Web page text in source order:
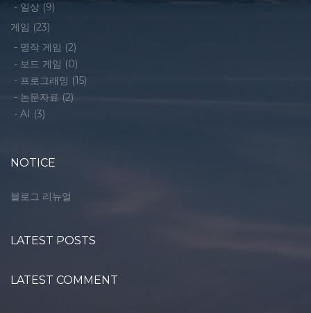
- 일상 (9)
게임 (23)
- 명작 게임 (2)
- 보드 게임 (0)
- 프로그래밍 (15)
- 논문자료 (2)
- AI (3)
NOTICE
블로그 리뉴얼
LATEST POSTS
LATEST COMMENT